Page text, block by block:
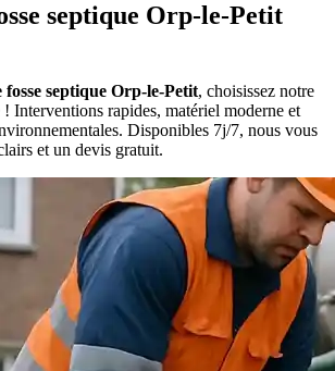
septique Orp-le-Petit
fosse septique Orp-le-Petit, choisissez notre
! Interventions rapides, matériel moderne et
Disponibles 7j/7, nous vous
et un devis gratuit.